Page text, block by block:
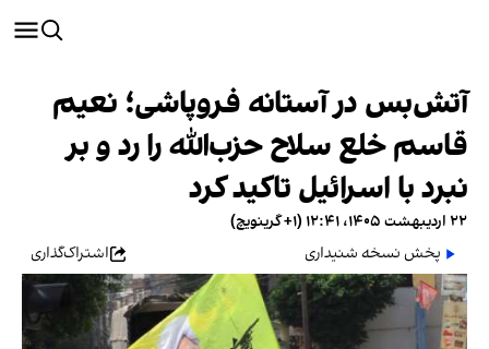
آتش‌بس در آستانه فروپاشی؛ نعیم
قاسم خلع سلاح حزب‌الله را رد و بر
نبرد با اسرائیل تاکید کرد
۲۲ اردیبهشت ۱۴۰۵، ۱۲:۴۱ (‎+۱ گرینویچ)
پخش نسخه شنیداری
اشتراک‌گذاری